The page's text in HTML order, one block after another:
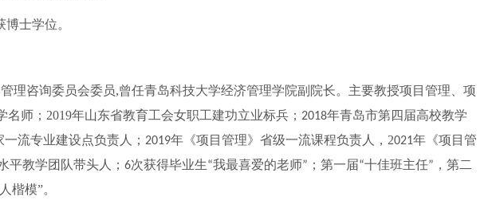
士学位。
理咨询委员会委员,曾任青岛科技大学经济管理学院副院长。主要教授项目管理、项
名师； 2019年山东省教育工会女职工建功立业标兵； 2018年青岛市第四届高校教学
一流专业建设点负责人； 2019年《项目管理》省级一流课程负责人， 2021年《项目管
平教学团队带头人； 6次获得毕业生“我最喜爱的老师” ；第一届“十佳班主任” ，第二
楷模”。